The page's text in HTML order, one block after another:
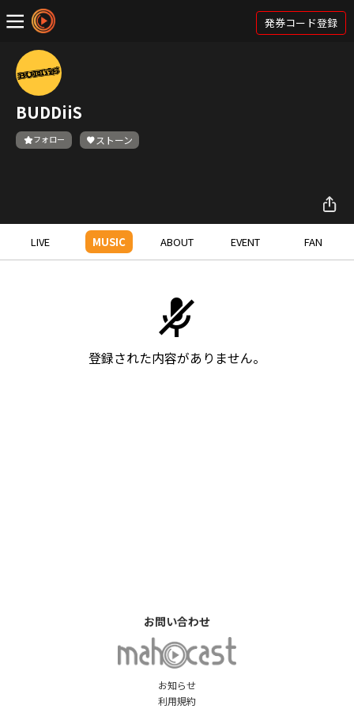
発券コード登録
BUDDiiS
フォロー ストーン
LIVE MUSIC ABOUT EVENT FAN
登録された内容がありません。
お知らせ
利用規約
お問い合わせ